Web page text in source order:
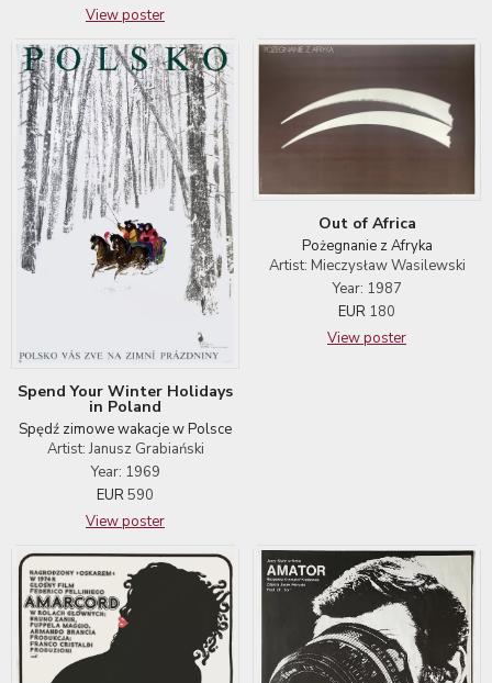
View poster
Spend Your Winter Holidays
in Poland
Spędź zimowe wakacje w Polsce
Artist: Janusz Grabiański
Year: 1969
EUR590
View poster
Out of Africa
Pożegnanie z Afryka
Artist: Mieczysław Wasilewski
Year: 1987
EUR 180
View poster